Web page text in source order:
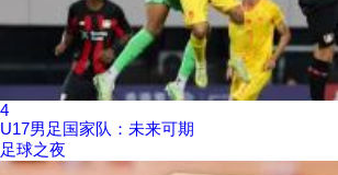
4
U17男足国家队：未来可期
足球之夜